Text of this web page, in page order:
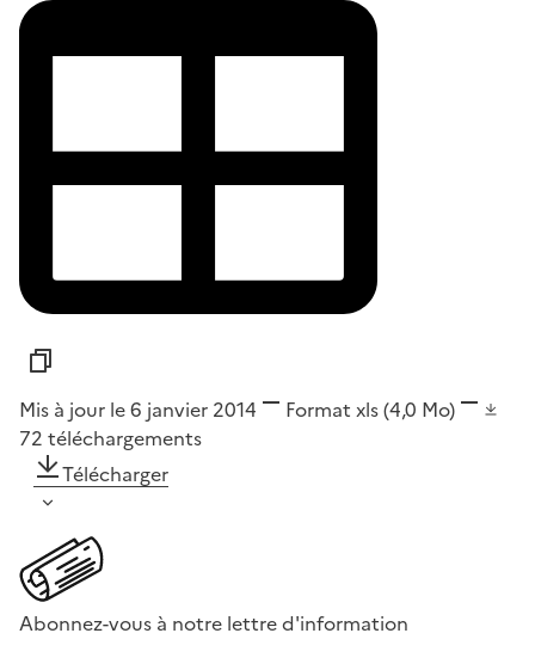
Mis à jour le 6 janvier 2014 Format xls(4,0 Mo)
72 téléchargements
Télécharger
Abonnez-vous à notre lettre d'information